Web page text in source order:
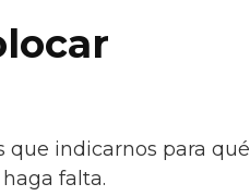
que indicarnos para qué
falta.